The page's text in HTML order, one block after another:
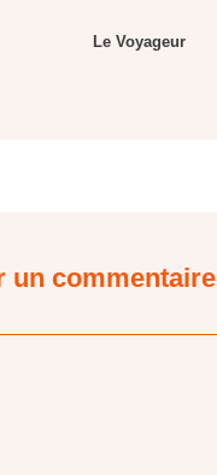
Le Voyageur
un commentaire